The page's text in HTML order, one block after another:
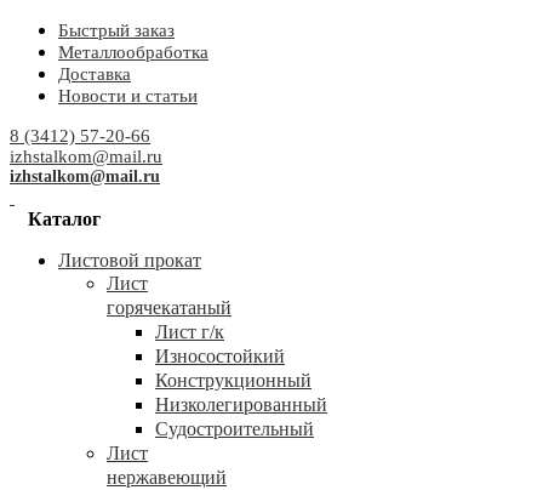
Быстрый заказ
Металлообработка
Доставка
Новости и статьи
8 (3412) 57-20-66
izhstalkom@mail.ru
izhstalkom@mail.ru
Каталог
Листовой прокат
Лист
горячекатаный
Лист г/к
Износостойкий
Конструкционный
Низколегированный
Судостроительный
Лист
нержавеющий